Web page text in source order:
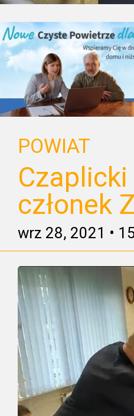
POWIAT
członek
wrz 28, 2021 •